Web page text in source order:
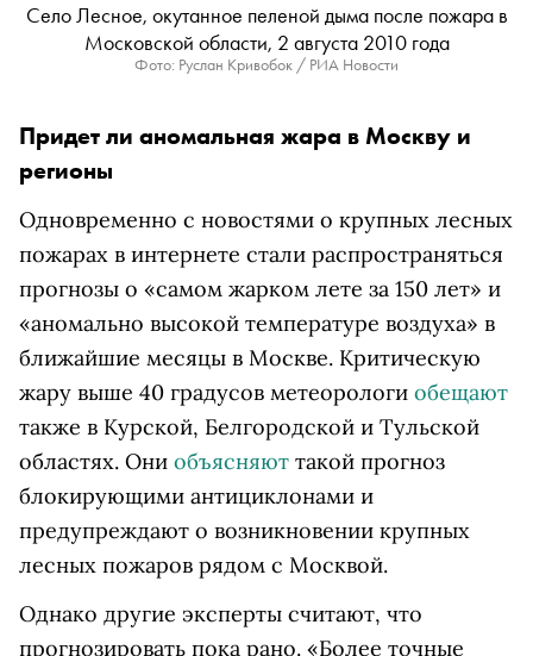
Село Лесное, окутанное пеленой дыма после пожара в
Московской области, 2 августа 2010 года
Фото: Руслан Кривобок / РИА Новости
Придет ли аномальная жара в Москву и
регионы
Одновременно с новостями о крупных лесных
пожарах в интернете стали распространяться
прогнозы о «самом жарком лете за 150 лет» и
«аномально высокой температуре воздуха» в
ближайшие месяцы в Москве. Критическую
жару выше 40 градусов метеорологи обещают
также в Курской, Белгородской и Тульской
областях. Они объясняют такой прогноз
блокирующими антициклонами и
предупреждают о возникновении крупных
лесных пожаров рядом с Москвой.
Однако другие эксперты считают, что
прогнозировать пока рано. «Более точные